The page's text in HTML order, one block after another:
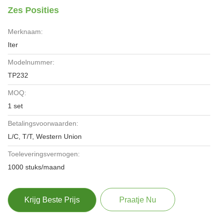
Zes Posities
Merknaam:
Iter
Modelnummer:
TP232
MOQ:
1 set
Betalingsvoorwaarden:
L/C, T/T, Western Union
Toeleveringsvermogen:
1000 stuks/maand
Krijg Beste Prijs Praatje Nu